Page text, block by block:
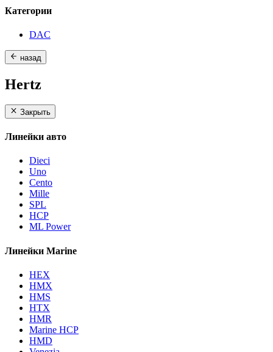
Категории
DAC
назад
Hertz
Закрыть
Линейки авто
Dieci
Uno
Cento
Mille
SPL
HCP
ML Power
Линейки Marine
HEX
HMX
HMS
HTX
HMR
Marine HCP
HMD